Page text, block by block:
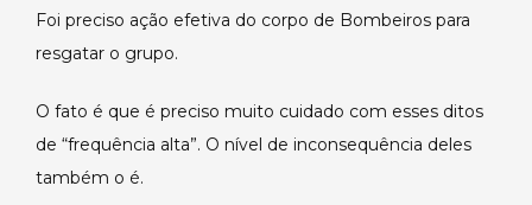
Foi preciso ação efetiva do corpo de Bombeiros para
resgatar o grupo.
O fato é que é preciso muito cuidado com esses ditos
de “frequência alta”. O nível de inconsequência deles
também o é.